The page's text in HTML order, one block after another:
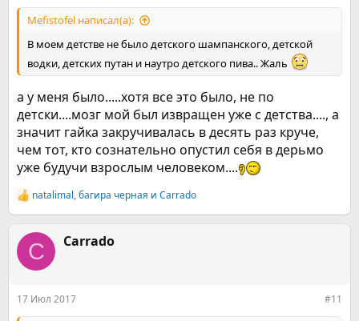
Mefistofel написал(а):
В моем детстве не было детского шампанского, детской
водки, детских путан и наутро детского пива.. Жаль
а у меня было.....хотя все это было, не по
детски....мозг мой был извращен уже с детства...., а
значит гайка закручивалась в десять раз круче,
чем тот, кто сознательно опустил себя в дерьмо
уже будучи взрослым человеком....
Р
е
к
ц
и
natalimal,багира черная и Carrado
C Carrado
17 Июл 2017 #11